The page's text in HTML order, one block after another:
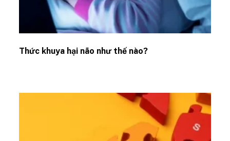
Thức khuya hại não như thế nào?